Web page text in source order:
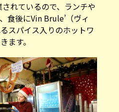
れているので、ランチや
食後にVin Brule’（ヴィ
スパイス入りのホットワ
ます。